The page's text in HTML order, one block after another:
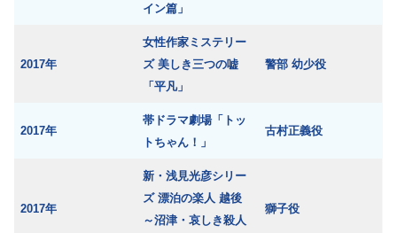
イン篇」
2017年
女性作家ミステリー
ズ 美しき三つの嘘
「平凡」
警部 幼少役
2017年
帯ドラマ劇場「トッ
トちゃん！」
古村正義役
2017年
新・浅見光彦シリー
ズ 漂泊の楽人 越後
～沼津・哀しき殺人
獅子役